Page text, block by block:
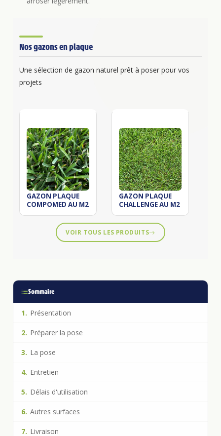
Sommaire
1. Présentation
2. Préparer la pose
3. La pose
4. Entretien
5. Délais d'utilisation
6. Autres surfaces
7. Livraison
Nos gazons en plaque
Une sélection de gazon naturel prêt à poser pour vos
projets
GAZON PLAQUE
COMPOMED AU M2
GAZON PLAQUE
CHALLENGE AU M2
VOIR TOUS LES PRODUITS